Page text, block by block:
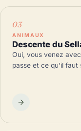
ANIMAUX
Descente du
Oui, vous venez
passe et ce qu’il faut